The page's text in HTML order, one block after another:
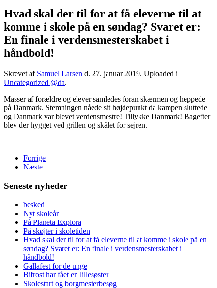
Hvad skal der til for at få eleverne til at
komme i skole på en søndag? Svaret er:
En finale i verdensmesterskabet i
håndbold!
Skrevet af Samuel Larsen d. 27. januar 2019. Uploaded i
Uncategorized @da.
Masser af forældre og elever samledes foran skærmen og heppede
på Danmark. Stemningen nåede sit højdepunkt da kampen sluttede
og Danmark var blevet verdensmestre! Tillykke Danmark! Bagefter
blev der hygget ved grillen og skålet for sejren.
Forrige
Næste
Seneste nyheder
besked
Nyt skoleår
På Planeta Explora
På skøjter i skoletiden
Hvad skal der til for at få eleverne til at komme i skole på en
søndag? Svaret er: En finale i verdensmesterskabet i
håndbold!
Gallafest for de unge
Bifrost har fået en lillesøster
Skolestart og borgmesterbesøg